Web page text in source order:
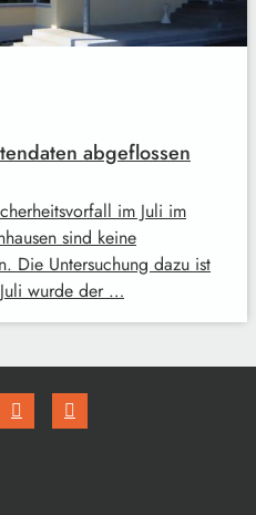
abgeflossen
im Juli im
sind keine
Die Untersuchung dazu ist
wurde der …